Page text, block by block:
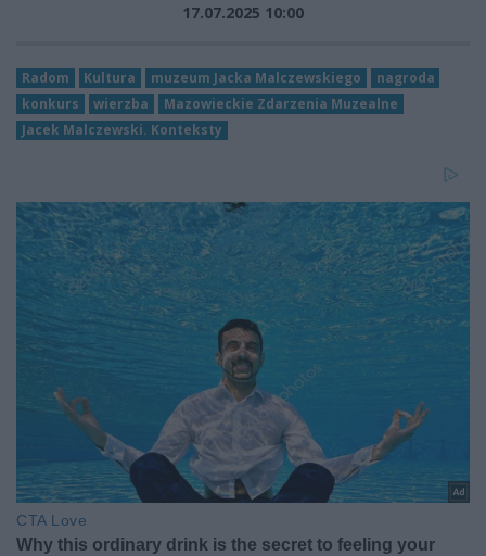
17.07.2025 10:00
Radom Kultura muzeum Jacka Malczewskiego
nagroda
konkurs
wierzba
Mazowieckie Zdarzenia Muzealne
Jacek Malczewski. Konteksty